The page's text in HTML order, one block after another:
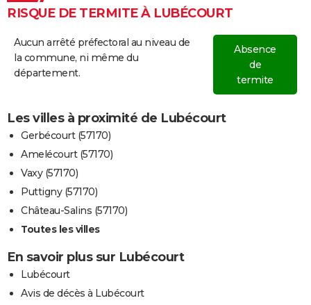
RISQUE DE TERMITE À LUBÉCOURT
Aucun arrêté préfectoral au niveau de
la commune, ni même du
département.
Absence
de
termite
Les villes à proximité de Lubécourt
Gerbécourt (57170)
Amelécourt (57170)
Vaxy (57170)
Puttigny (57170)
Château-Salins (57170)
Toutes les villes
En savoir plus sur Lubécourt
Lubécourt
Avis de décès à Lubécourt